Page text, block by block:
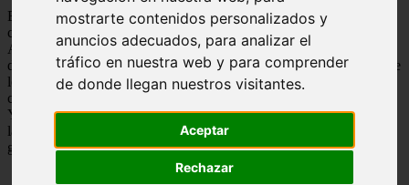
mostrarte contenidos personalizados y
anuncios adecuados, para analizar el
tráfico en nuestra web y para comprender
de donde llegan nuestros visitantes.
Aceptar
Rechazar
Exploraremos la vida y las hazañas de Guan Yu, desde su ascenso
como general en el Reino de Shu hasta su trágica muerte.
Analizaremos su papel en las batallas históricas, su legado como un
dios de la guerra y cómo su imagen se ha mantenido viva a través de
los siglos. También discutiremos la influencia de Guan Yu en la
cultura popular y su representación en el cine y la literatura. Guan
Yu es una figura fascinante que ha dejado una huella imborrable en
la historia china y continúa siendo reverenciado como uno de los
grandes héroes de todos los tiempos.